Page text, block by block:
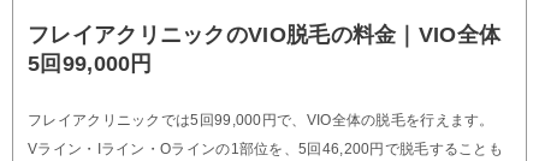
フレイアクリニックのVIO脱毛の料金｜VIO全体
5回99,000円
フレイアクリニックでは5回99,000円で、VIO全体の脱毛を行えます。
Vライン・Iライン・Oラインの1部位を、5回46,200円で脱毛することも